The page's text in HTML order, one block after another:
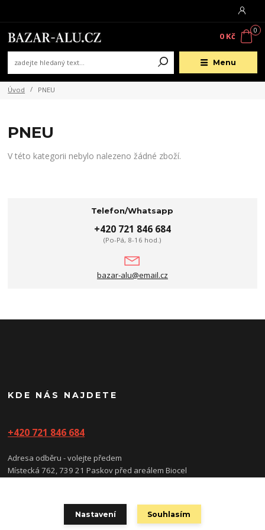
Menu
0
0 Kč
Úvod PNEU
PNEU
V této kategorii nebylo nalezeno žádné zboží.
Telefon/Whatsapp
+420 721 846 684
(Po-Pá, 8-16 hod.)
bazar-alu@email.cz
KDE NÁS NAJDETE
+420 721 846 684
Adresa odběru - volejte předem
Místecká 762, 739 21 Paskov před areálem Biocel
Nastavení Souhlasím